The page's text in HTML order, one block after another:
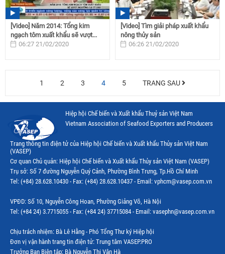
[Video] Năm 2014: Tổng kim
ngạch tôm xuất khẩu sẽ vượt...
06:27 21/02/2020
[Video] Tìm giải pháp xuất khẩu
nông thủy sản
06:26 21/02/2020
1 2 3 4 5 TRANG SAU
Hiệp hội Chế biến và Xuất khẩu Thuỷ sản Việt Nam
Vietnam Association of Seafood Exporters and Producers
Trang thông tin điện tử của Hiệp hội Chế biến và Xuất khẩu Thủy sản Việt Nam
(VASEP)
Cơ quan Chủ quản: Hiệp hội Chế biến và Xuất khẩu Thủy sản Việt Nam (VASEP)
Trụ sở: Số 7 đường Nguyễn Quý Cảnh, Phường Bình Trưng, Tp.Hồ Chí Minh
Tel: (+84) 28.628.10430 - Fax: (+84) 28.628.10437 - Email: vphcm@vasep.com.vn
VPĐD: Số 10, Nguyễn Công Hoan, Phường Giảng Võ, Hà Nội
Tel: (+84 24) 3.7715055 - Fax: (+84 24) 37715084 - Email: vasephn@vasep.com.vn
Chịu trách nhiệm: Bà Lê Hằng - Phó Tổng Thư ký Hiệp hội
Đơn vị vận hành trang tin điện tử: Trung tâm VASEP.PRO
Trưởng Ban Biên tập: Bà Nguyễn Thị Vân Hà